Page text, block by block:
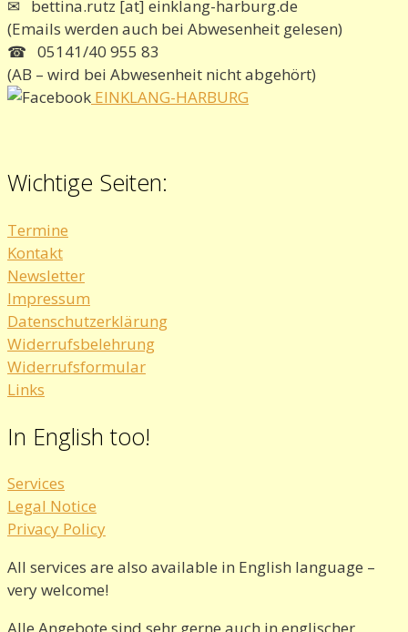
✉ bettina.rutz [at] einklang-harburg.de
(Emails werden auch bei Abwesenheit gelesen)
☎ 05141/40 955 83
(AB – wird bei Abwesenheit nicht abgehört)
EINKLANG-HARBURG
Wichtige Seiten:
Termine
Kontakt
Newsletter
Impressum
Datenschutzerklärung
Widerrufsbelehrung
Widerrufsformular
Links
In English too!
Services
Legal Notice
Privacy Policy
All services are also available in English language –
very welcome!